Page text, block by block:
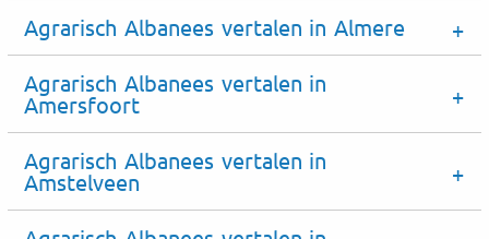
Agrarisch Albanees vertalen in Almere
Agrarisch Albanees vertalen in
Amersfoort
Agrarisch Albanees vertalen in
Amstelveen